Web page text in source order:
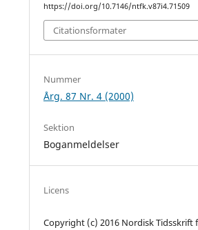
https://doi.org/10.7146/ntfk.v87i4.71509
Citationsformater
Nummer
Årg. 87 Nr. 4 (2000)
Sektion
Boganmeldelser
Licens
Copyright (c) 2016 Nordisk Tidsskrift